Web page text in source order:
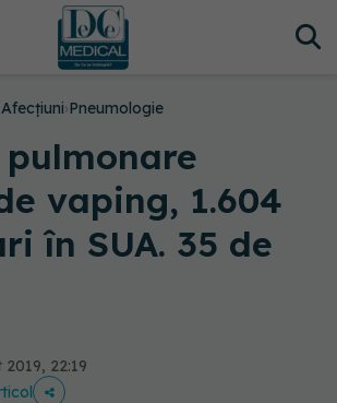
›Pneumologie
vaping, 1.604
în SUA. 35 de
22:19